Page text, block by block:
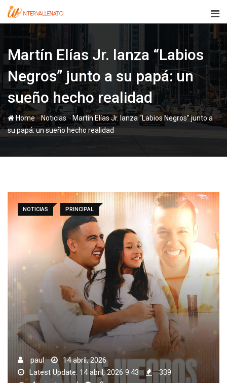
Skip
Martín Elías Jr. lanza “Labios
Negros” junto a su papá: un
sueño hecho realidad
Home-Noticias-Martín Elías Jr. lanza “Labios Negros” junto a
su papá: un sueño hecho realidad
NOTICIAS PRINCIPAL
paul
14 abril, 2026
Latest Update: 14 abril, 2026 9:43
339